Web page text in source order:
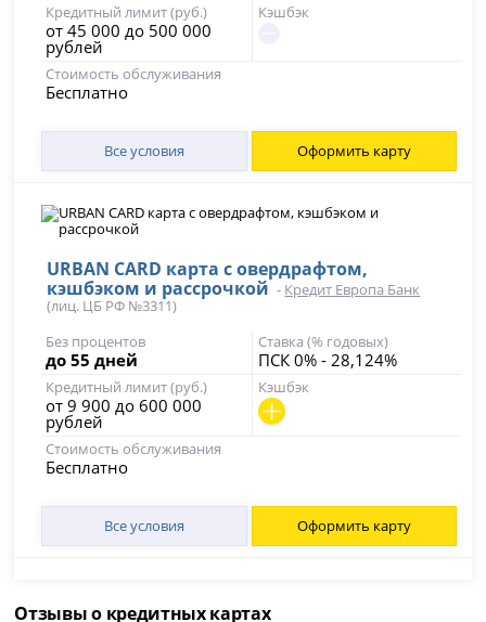
Кредитный лимит (руб.)
от 45 000 до 500 000
рублей
Кэшбэк
Стоимость обслуживания
Бесплатно
Все условия Оформить карту
URBAN CARD карта с овердрафтом,
кэшбэком и рассрочкой - Кредит Европа Банк
(лиц. ЦБ РФ №3311)
Без процентов
до 55 дней
Ставка (% годовых)
ПСК 0% - 28,124%
Кредитный лимит (руб.)
от 9 900 до 600 000
рублей
Кэшбэк
Стоимость обслуживания
Бесплатно
Все условия Оформить карту
Отзывы о кредитных картах